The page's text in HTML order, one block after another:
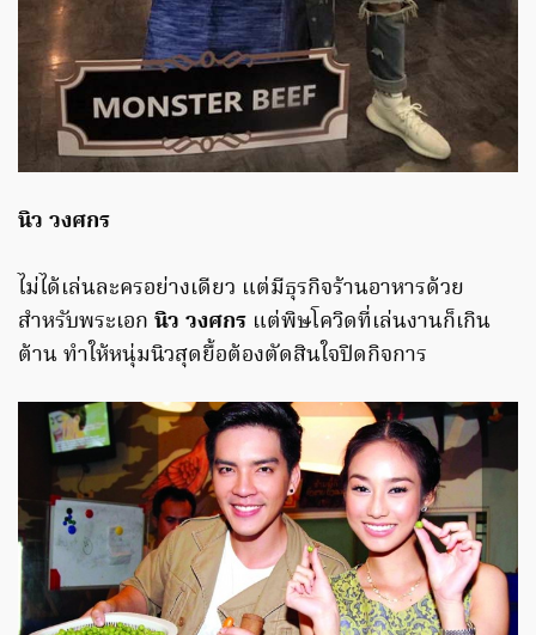
นิว วงศกร
ไม่ได้เล่นละครอย่างเดียว แต่มีธุรกิจร้านอาหารด้วย
สำหรับพระเอก นิว วงศกร แต่พิษโควิดที่เล่นงานก็เกิน
ต้าน ทำให้หนุ่มนิวสุดยื้อต้องตัดสินใจปิดกิจการ